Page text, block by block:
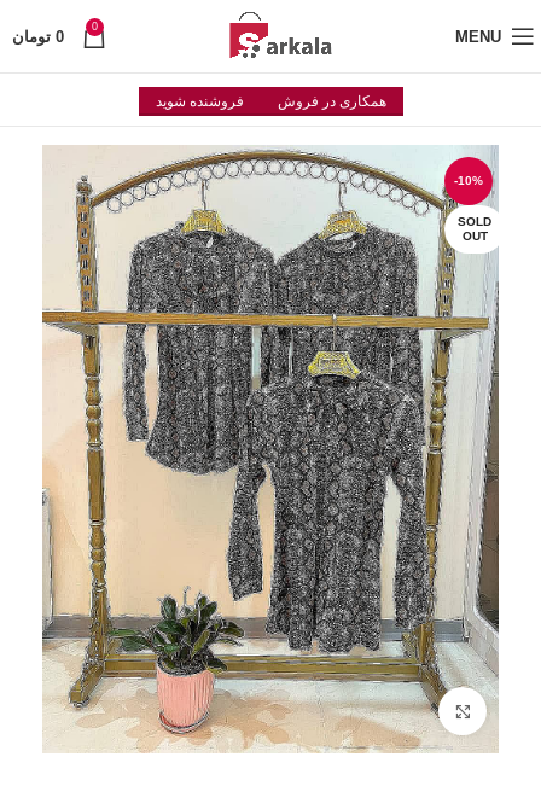
MENU
0
0 تومان
همکاری در فروش فروشنده شوید
-10%
SOLD
OUT
Click to enlarge